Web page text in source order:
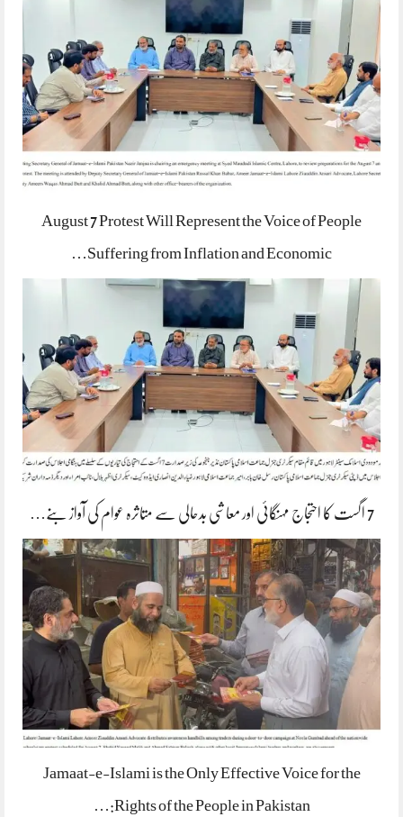
August 7 Protest Will Represent the Voice of People
Suffering from Inflation and Economic…
7 اگست کا احتجاج مہنگائی اور معاشی بدحالی سے متاثرہ عوام کی آواز بنے…
Jamaat-e-Islami is the Only Effective Voice for the
Rights of the People in Pakistan:…